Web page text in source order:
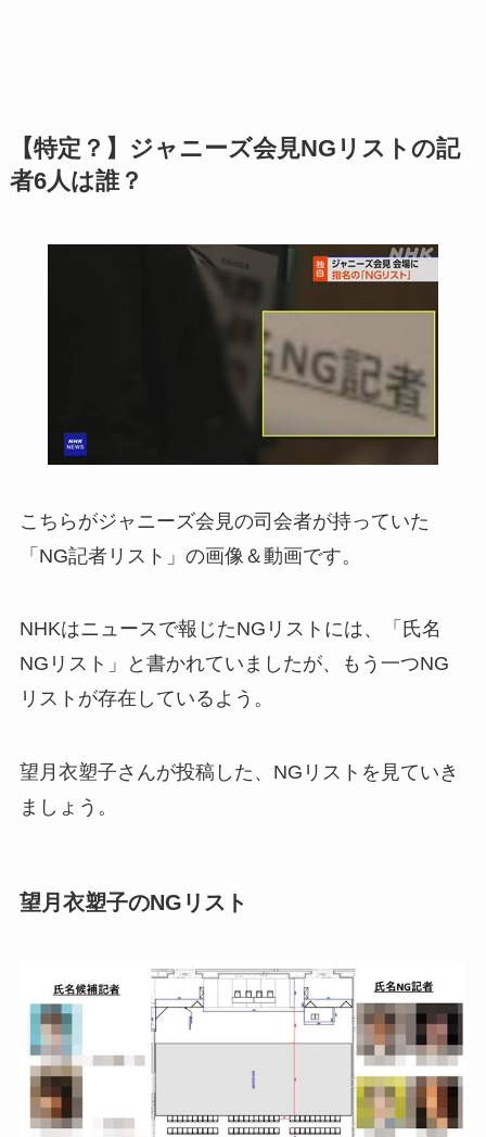
【特定？】ジャニーズ会見NGリストの記
者6人は誰？
こちらがジャニーズ会見の司会者が持っていた
「NG記者リスト」の画像＆動画です。
NHKはニュースで報じたNGリストには、「氏名
NGリスト」と書かれていましたが、もう一つNG
リストが存在しているよう。
望月衣塑子さんが投稿した、NGリストを見ていき
ましょう。
望月衣塑子のNGリスト